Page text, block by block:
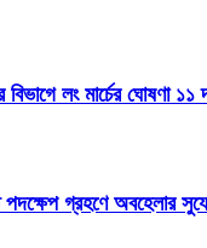
বিভাগে লং মার্চের ঘোষণা
গ্রহণে অবহেলার